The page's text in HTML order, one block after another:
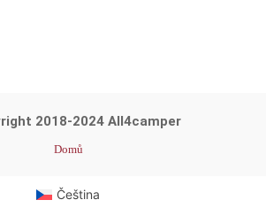
2018-2024 All4camper
Domů
Čeština